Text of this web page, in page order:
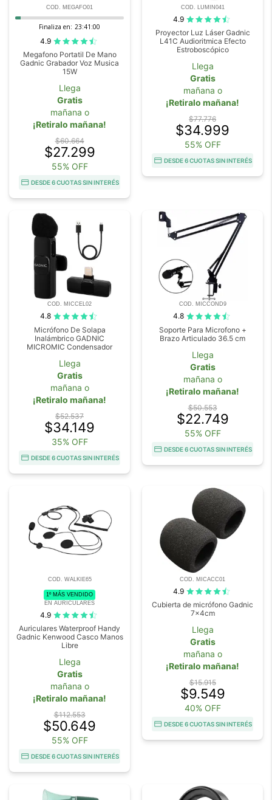
COD. MEGAFO01
Finaliza en: 23:40:59
4.9
Megafono Portatil De Mano
Gadnic Grabador Voz Musica
15W
Llega
Gratis
mañana o
¡Retiralo mañana!
$60.664
$27.299
55% OFF
DESDE 6 CUOTAS SIN INTERÉS
COD. LUMIN041
4.9
Proyector Luz Láser Gadnic
L41C Audioritmica Efecto
Estroboscópico
Llega
Gratis
mañana o
¡Retiralo mañana!
$77.776
$34.999
55% OFF
DESDE 6 CUOTAS SIN INTERÉS
COD. MICCEL02
4.8
Micrófono De Solapa
Inalámbrico GADNIC
MICROMIC Condensador
Llega
Gratis
mañana o
¡Retiralo mañana!
$52.537
$34.149
35% OFF
DESDE 6 CUOTAS SIN INTERÉS
COD. MICCOND9
4.8
Soporte Para Microfono +
Brazo Articulado 36.5 cm
Llega
Gratis
mañana o
¡Retiralo mañana!
$50.553
$22.749
55% OFF
DESDE 6 CUOTAS SIN INTERÉS
COD. WALKIE65
1º MÁS VENDIDO
EN AURICULARES
4.9
Auriculares Waterproof Handy
Gadnic Kenwood Casco Manos
Libre
Llega
Gratis
mañana o
¡Retiralo mañana!
$112.553
$50.649
55% OFF
DESDE 6 CUOTAS SIN INTERÉS
COD. MICACC01
4.9
Cubierta de micrófono Gadnic
7x4cm
Llega
Gratis
mañana o
¡Retiralo mañana!
$15.915
$9.549
40% OFF
DESDE 6 CUOTAS SIN INTERÉS